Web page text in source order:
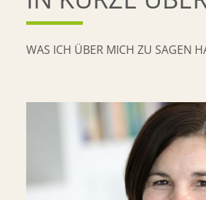
WAS ICH ÜBER MICH ZU SAGEN